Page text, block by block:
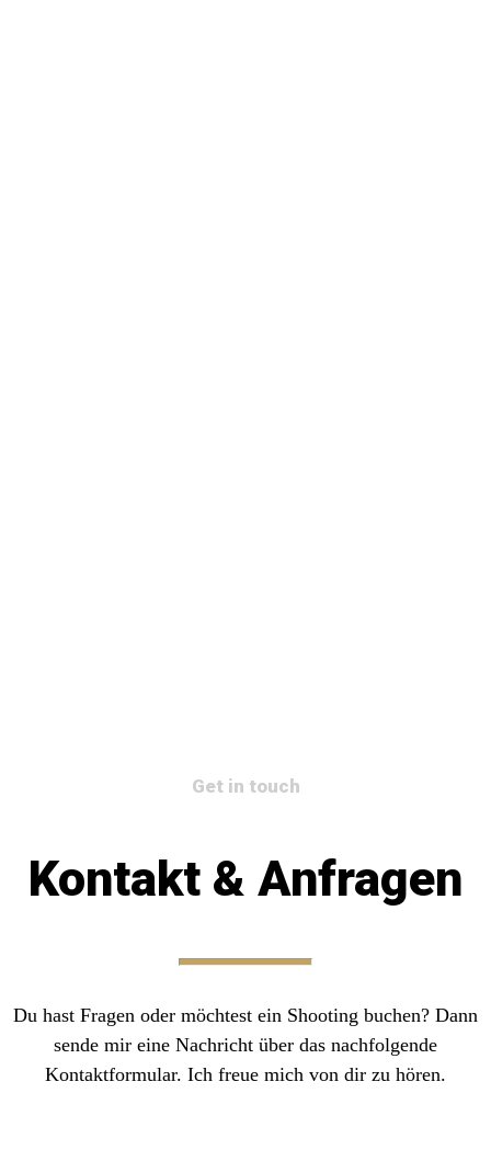
Get in touch
Kontakt & Anfragen
Du hast Fragen oder möchtest ein Shooting buchen? Dann
sende mir eine Nachricht über das nachfolgende
Kontaktformular. Ich freue mich von dir zu hören.